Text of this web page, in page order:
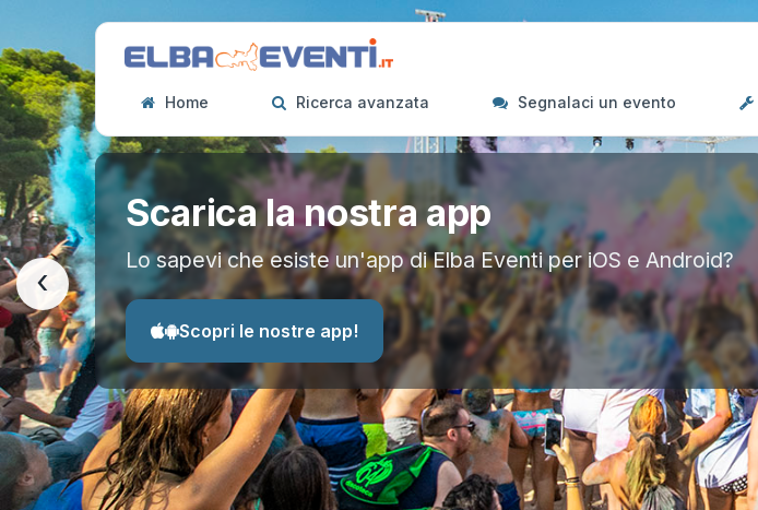
Home Ricerca avanzata Segnalaci un evento
Scarica la nostra app
Lo sapevi che esiste un'app di Elba Eventi per iOS e Android?
Scopri le nostre app!
‹